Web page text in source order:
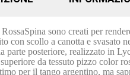
sono creati per
con scollo a canotta e svasato
parte posteriore, realizzato in
da tessuto pizzo color
per il tango argentino, ma